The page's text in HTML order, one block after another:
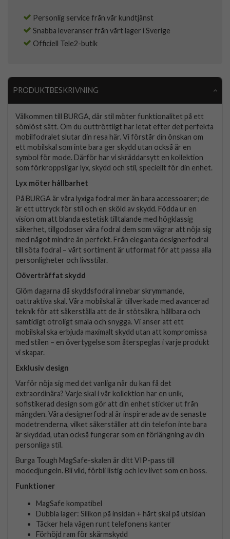
Personlig service från vår kundtjänst
Snabba leveranser från vårt lager i Sverige
Officiell Tele2-butik
PRODUKTBESKRIVNING
Välkommen till BURGA, där stil möter funktionalitet på ett
sömlöst sätt. Om du outtröttligt har letat efter det perfekta
mobilfodralet slutar din resa här. Vi förstår din önskan om
ett mobilskal som inte bara ger skydd utan också är en
symbol för mode. Därför har vi skräddarsytt en kollektion
som förkroppsligar lyx, skydd och stil, speciellt för din enhet.
Lyx möter hållbarhet
På BURGA är våra lyxiga fodral mer än bara accessoarer; de
är ett uttryck för stil och en sköld av skydd. Födda ur en
vision om att blanda estetisk tilltalande med högklassig
säkerhet, tillgodoser våra fodral dem som vägrar att nöja sig
med något mindre än perfekt. Från eleganta designerfodral
till söta fodral – vårt sortiment är utformat för att passa alla
personligheter och livsstilar.
Oöverträffat skydd
Glöm dagarna då skyddsfodral innebar skrymmande,
oattraktiva skal. Våra mobilskal är tillverkade med avancerad
teknik för att säkerställa att de är stötsäkra, hållbara och
samtidigt otroligt smala och snygga. Vi anser att ett
mobilskal ska erbjuda maximalt skydd utan att kompromissa
med stilen – en övertygelse som återspeglas i varje produkt
vi skapar.
Exklusiv design
Varför nöja sig med det vanliga när du kan få det
extraordinära? Varje skal i vår kollektion har en unik,
sofistikerad design som gör att din enhet sticker ut från
mängden. Våra designerfodral är inspirerade av de senaste
modetrenderna, vilket säkerställer att din telefon inte bara
är skyddad, utan också fungerar som en förlängning av din
personliga stil.
Burga Tough MagSafe-skalen är ditt VIP-pass till
modedjungeln. Bli vild, förbli listig och lev livet som en boss.
Funktioner
MagSafe kompatibel
Dubbla lager: Silikon på insidan + hårt skal på utsidan
Täcker hela vägen runt telefonens kanter
Förhöjd ram för skärmskydd